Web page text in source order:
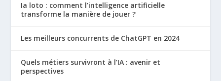
Ia loto : comment l’intelligence artificielle
transforme la manière de jouer ?
Les meilleurs concurrents de ChatGPT en 2024
Quels métiers survivront à l’IA : avenir et
perspectives